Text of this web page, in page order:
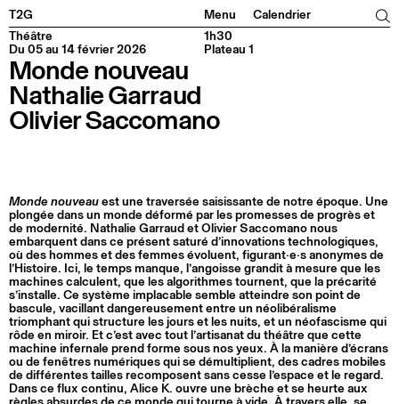
T2G Menu Calendrier
Facebook
Linkedin
Théâtre
Du 05 au 14 février 2026
1h30
Plateau 1
Monde nouveau
Nathalie Garraud
Olivier Saccomano
Monde nouveau est une traversée saisissante de notre époque. Une
plongée dans un monde déformé par les promesses de progrès et
de modernité. Nathalie Garraud et Olivier Saccomano nous
embarquent dans ce présent saturé d’innovations technologiques,
où des hommes et des femmes évoluent, figurant·e·s anonymes de
l’Histoire. Ici, le temps manque, l’angoisse grandit à mesure que les
machines calculent, que les algorithmes tournent, que la précarité
s’installe. Ce système implacable semble atteindre son point de
bascule, vacillant dangereusement entre un néolibéralisme
triomphant qui structure les jours et les nuits, et un néofascisme qui
rôde en miroir. Et c’est avec tout l’artisanat du théâtre que cette
machine infernale prend forme sous nos yeux. À la manière d’écrans
ou de fenêtres numériques qui se démultiplient, des cadres mobiles
de différentes tailles recomposent sans cesse l’espace et le regard.
Dans ce flux continu, Alice K. ouvre une brèche et se heurte aux